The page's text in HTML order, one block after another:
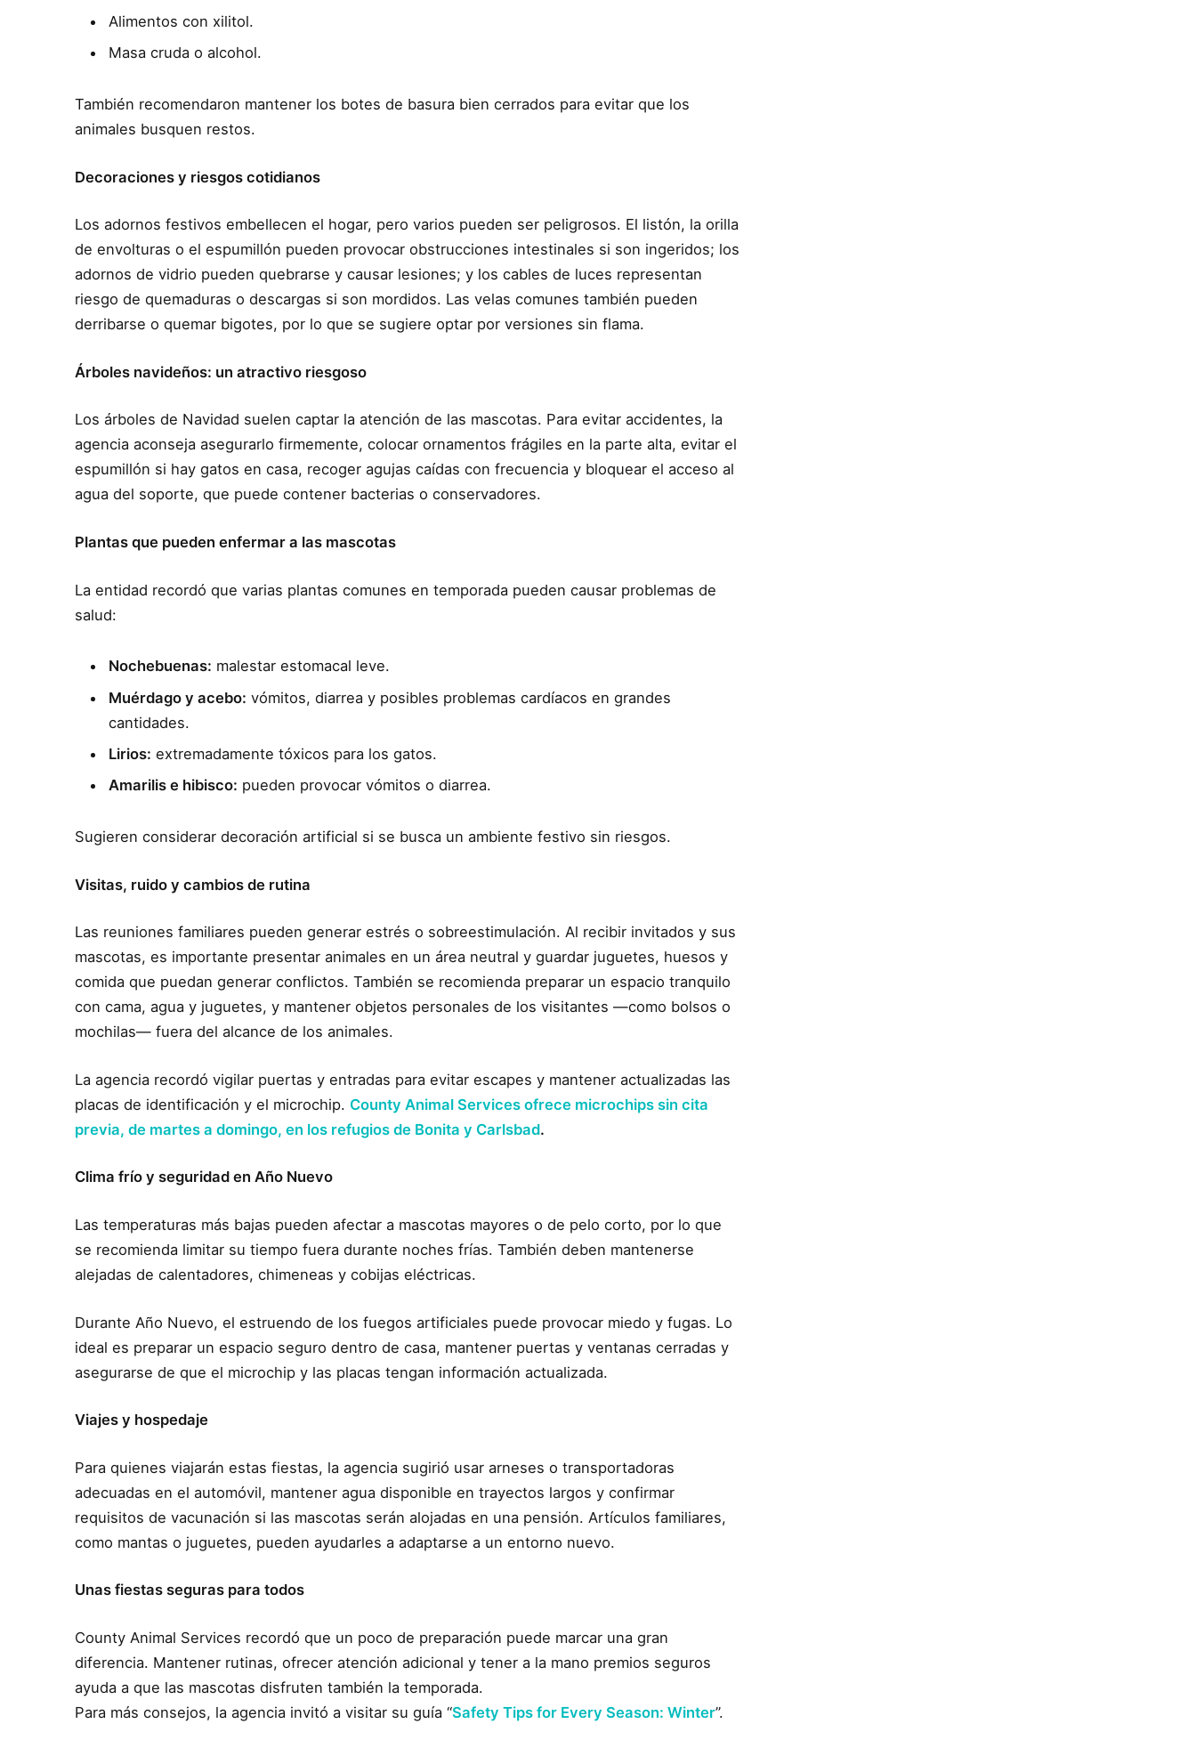
Alimentos con xilitol.
Masa cruda o alcohol.
También recomendaron mantener los botes de basura bien cerrados para evitar que los
animales busquen restos.
Decoraciones y riesgos cotidianos
Los adornos festivos embellecen el hogar, pero varios pueden ser peligrosos. El listón, la orilla
de envolturas o el espumillón pueden provocar obstrucciones intestinales si son ingeridos; los
adornos de vidrio pueden quebrarse y causar lesiones; y los cables de luces representan
riesgo de quemaduras o descargas si son mordidos. Las velas comunes también pueden
derribarse o quemar bigotes, por lo que se sugiere optar por versiones sin flama.
Árboles navideños: un atractivo riesgoso
Los árboles de Navidad suelen captar la atención de las mascotas. Para evitar accidentes, la
agencia aconseja asegurarlo firmemente, colocar ornamentos frágiles en la parte alta, evitar el
espumillón si hay gatos en casa, recoger agujas caídas con frecuencia y bloquear el acceso al
agua del soporte, que puede contener bacterias o conservadores.
Plantas que pueden enfermar a las mascotas
La entidad recordó que varias plantas comunes en temporada pueden causar problemas de
salud:
Nochebuenas: malestar estomacal leve.
Muérdago y acebo: vómitos, diarrea y posibles problemas cardíacos en grandes
cantidades.
Lirios: extremadamente tóxicos para los gatos.
Amarilis e hibisco: pueden provocar vómitos o diarrea.
Sugieren considerar decoración artificial si se busca un ambiente festivo sin riesgos.
Visitas, ruido y cambios de rutina
Las reuniones familiares pueden generar estrés o sobreestimulación. Al recibir invitados y sus
mascotas, es importante presentar animales en un área neutral y guardar juguetes, huesos y
comida que puedan generar conflictos. También se recomienda preparar un espacio tranquilo
con cama, agua y juguetes, y mantener objetos personales de los visitantes —como bolsos o
mochilas— fuera del alcance de los animales.
La agencia recordó vigilar puertas y entradas para evitar escapes y mantener actualizadas las
placas de identificación y el microchip. County Animal Services ofrece microchips sin cita
previa, de martes a domingo, en los refugios de Bonita y Carlsbad.
Clima frío y seguridad en Año Nuevo
Las temperaturas más bajas pueden afectar a mascotas mayores o de pelo corto, por lo que
se recomienda limitar su tiempo fuera durante noches frías. También deben mantenerse
alejadas de calentadores, chimeneas y cobijas eléctricas.
Durante Año Nuevo, el estruendo de los fuegos artificiales puede provocar miedo y fugas. Lo
ideal es preparar un espacio seguro dentro de casa, mantener puertas y ventanas cerradas y
asegurarse de que el microchip y las placas tengan información actualizada.
Viajes y hospedaje
Para quienes viajarán estas fiestas, la agencia sugirió usar arneses o transportadoras
adecuadas en el automóvil, mantener agua disponible en trayectos largos y confirmar
requisitos de vacunación si las mascotas serán alojadas en una pensión. Artículos familiares,
como mantas o juguetes, pueden ayudarles a adaptarse a un entorno nuevo.
Unas fiestas seguras para todos
County Animal Services recordó que un poco de preparación puede marcar una gran
diferencia. Mantener rutinas, ofrecer atención adicional y tener a la mano premios seguros
ayuda a que las mascotas disfruten también la temporada.
Para más consejos, la agencia invitó a visitar su guía “Safety Tips for Every Season: Winter”.